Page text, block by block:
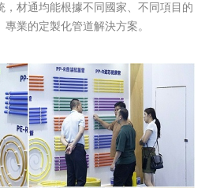
，材通均能根據不同國家、不同項目的
業的定製化管道解決方案。